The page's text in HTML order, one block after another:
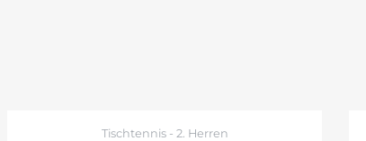
Tischtennis - 2. Herren